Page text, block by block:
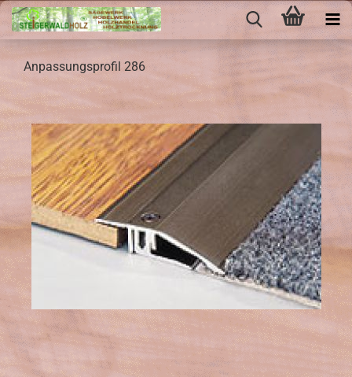
An­pas­sungs­pro­fil 286